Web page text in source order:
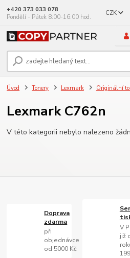
CZK
+420 373 033 078
Pondělí - Pátek 8:00-16:00 hod.
Úvod Tonery Lexmark Originální
Lexmark C762n
V této kategorii nebylo nalezeno
Doprava
zdarma
při
objednávce
od 5000 Kč
V
již